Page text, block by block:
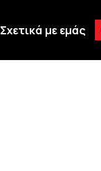
Σχετικά με εμάς